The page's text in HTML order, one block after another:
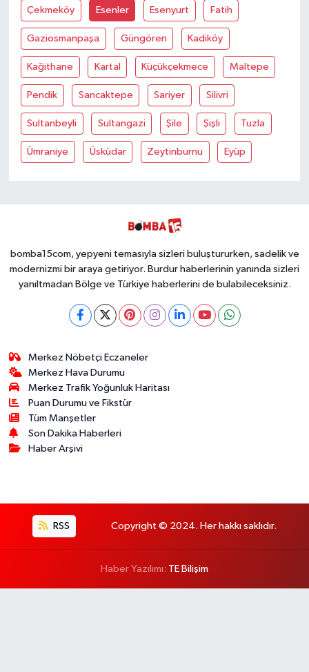
Çekmeköy Esenler Esenyurt Fatih
Gaziosmanpaşa Güngören Kadiköy
Kağithane Kartal Küçükçekmece Maltepe
Pendik Sancaktepe Sariyer Silivri
Sultanbeyli Sultangazi Şile Şişli Tuzla
Ümraniye Üsküdar Zeytinburnu Eyüp
bomba15com, yepyeni temasıyla sizleri buluştururken, sadelik ve
modernizmi bir araya getiriyor. Burdur haberlerinin yanında sizleri
yanıltmadan Bölge ve Türkiye haberlerini de bulabileceksiniz.
Merkez Nöbetçi Eczaneler
Merkez Hava Durumu
Merkez Trafik Yoğunluk Haritası
Puan Durumu ve Fikstür
Tüm Manşetler
Son Dakika Haberleri
Haber Arşivi
RSS Copyright © 2024. Her hakkı saklıdır.
Haber Yazılımı: TE Bilişim